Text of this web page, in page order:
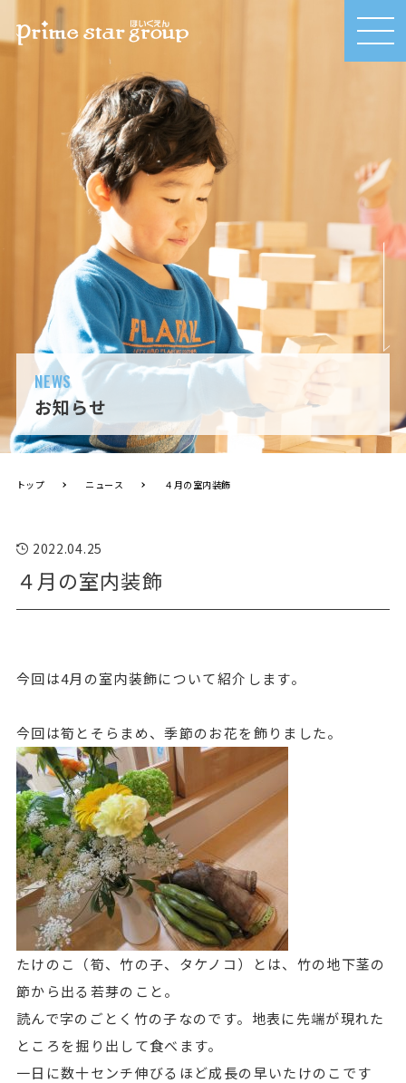
MEN
U
NEWS
お知らせ
トップ ニュース ４月の室内装飾
2022.04.25
４月の室内装飾
今回は4月の室内装飾について紹介します。
今回は筍とそらまめ、季節のお花を飾りました。
たけのこ（筍、竹の子、タケノコ）とは、竹の地下茎の
節から出る若芽のこと。
読んで字のごとく竹の子なのです。地表に先端が現れた
ところを掘り出して食べます。
一日に数十センチ伸びるほど成長の早いたけのこです